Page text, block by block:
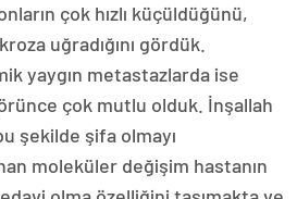
çok hızlı küçüldüğünü,
uğradığını gördük.
yaygın metastazlarda ise
çok mutlu olduk. İnşallah
şekilde şifa olmayı
moleküler değişim hastanın